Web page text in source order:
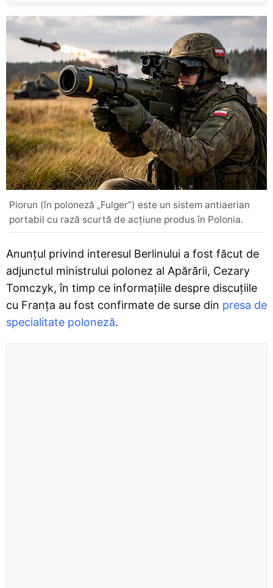
Piorun (în poloneză „Fulger”) este un sistem antiaerian
portabil cu rază scurtă de acțiune produs în Polonia.
Anunțul privind interesul Berlinului a fost făcut de
adjunctul ministrului polonez al Apărării, Cezary
Tomczyk, în timp ce informațiile despre discuțiile
cu Franța au fost confirmate de surse din presa de
specialitate poloneză.